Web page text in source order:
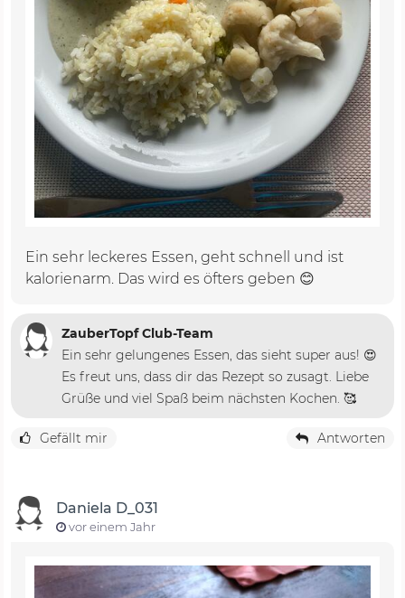
Ein sehr leckeres Essen, geht schnell und ist
kalorienarm. Das wird es öfters geben 😊
ZauberTopf Club-Team
Ein sehr gelungenes Essen, das sieht super aus! 😍
Es freut uns, dass dir das Rezept so zusagt. Liebe
Grüße und viel Spaß beim nächsten Kochen. 🥰
Gefällt mir Antworten
Daniela D_031
vor einem Jahr